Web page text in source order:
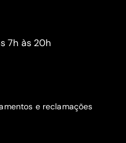
7h às 20h
e reclamações